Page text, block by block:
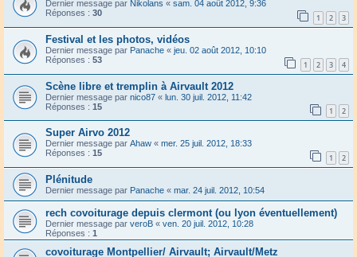
Dernier message par Nikolans « sam. 04 août 2012, 9:36
Réponses : 30 1 2 3
Festival et les photos, vidéos
Dernier message par Panache « jeu. 02 août 2012, 10:10
Réponses : 53 1 2 3 4
Scène libre et tremplin à Airvault 2012
Dernier message par nico87 « lun. 30 juil. 2012, 11:42
Réponses : 15 1 2
Super Airvo 2012
Dernier message par Ahaw « mer. 25 juil. 2012, 18:33
Réponses : 15 1 2
Plénitude
Dernier message par Panache « mar. 24 juil. 2012, 10:54
rech covoiturage depuis clermont (ou lyon éventuellement)
Dernier message par veroB « ven. 20 juil. 2012, 10:28
Réponses : 1
covoiturage Montpellier/ Airvault; Airvault/Metz